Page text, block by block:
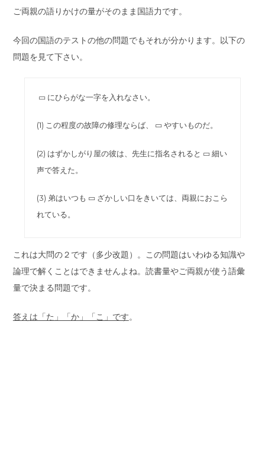
ご両親の語りかけの量がそのまま国語力です。
今回の国語のテストの他の問題でもそれが分かります。以下の
問題を見て下さい。
▭ にひらがな一字を入れなさい。
(1) この程度の故障の修理ならば、 ▭ やすいものだ。
(2) はずかしがり屋の彼は、先生に指名されると ▭ 細い
声で答えた。
(3) 弟はいつも ▭ ざかしい口をきいては、両親におこら
れている。
これは大問の２です（多少改題）。この問題はいわゆる知識や
論理で解くことはできませんよね。読書量やご両親が使う語彙
量で決まる問題です。
答えは「た」「か」「こ」です。